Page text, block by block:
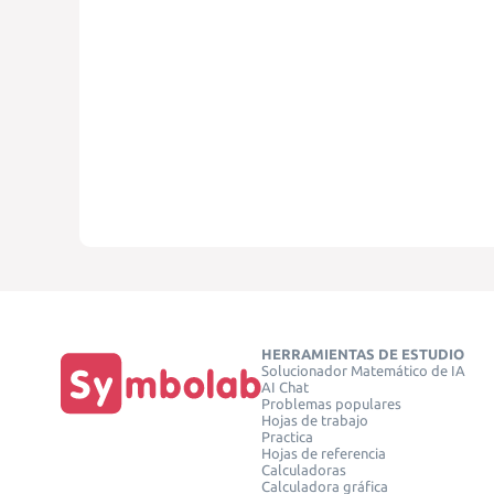
HERRAMIENTAS DE ESTUDIO
Solucionador Matemático de IA
AI Chat
Problemas populares
Hojas de trabajo
Practica
Hojas de referencia
Calculadoras
Calculadora gráfica